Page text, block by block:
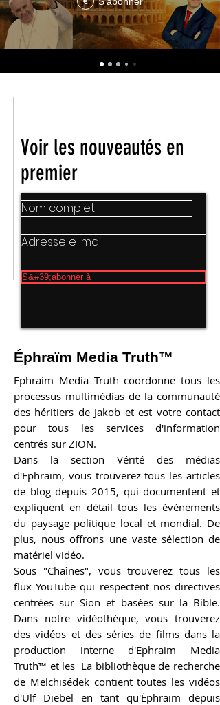
Voir les nouveautés en
premier
S&#39;abonner à
Éphraïm Media Truth™
Ephraim Media Truth coordonne tous les
processus multimédias de la communauté
des héritiers de Jakob et est votre contact
pour tous les services d'information
centrés sur ZION.
Dans la section Vérité des médias
d'Ephraïm, vous trouverez tous les articles
de blog depuis 2015, qui documentent et
expliquent en détail tous les événements
du paysage politique local et mondial. De
plus, nous offrons une vaste sélection de
matériel vidéo.
Sous "Chaînes", vous trouverez tous les
flux YouTube qui respectent nos directives
centrées sur Sion et basées sur la Bible.
Dans notre vidéothèque, vous trouverez
des vidéos et des séries de films dans la
production interne d'Ephraim Media
Truth™ et les La bibliothèque de recherche
de Melchisédek contient toutes les vidéos
d'Ulf Diebel en tant qu'Éphraïm depuis